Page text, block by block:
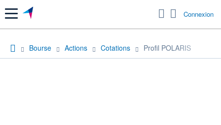
Menu Connexion
Bourse Actions Cotations Profil POLARIS